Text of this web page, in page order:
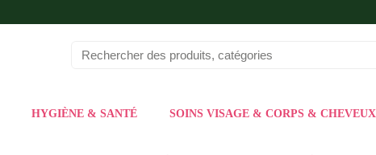
HYGIÈNE & SANTÉ SOINS VISAGE & CORPS & CHEVEUX